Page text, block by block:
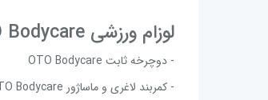
لوزام ورزشی OTO Bodycare عبارتند از:
- دوچرخه ثابت OTO Bodycare
- کمربند لاغری و ماساژور OTO Bodycare